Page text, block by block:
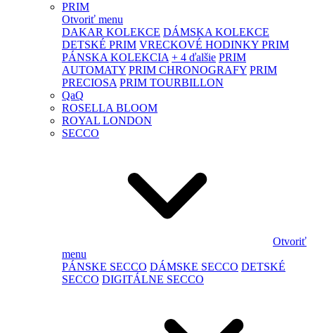
PRIM
Otvoriť menu
DAKAR KOLEKCE DÁMSKA KOLEKCE
DETSKÉ PRIM VRECKOVÉ HODINKY PRIM
PÁNSKA KOLEKCIA + 4 ďalšie PRIM
AUTOMATY PRIM CHRONOGRAFY PRIM
PRECIOSA PRIM TOURBILLON
QaQ
ROSELLA BLOOM
ROYAL LONDON
SECCO
Otvoriť
menu
PÁNSKE SECCO DÁMSKE SECCO DETSKÉ
SECCO DIGITÁLNE SECCO